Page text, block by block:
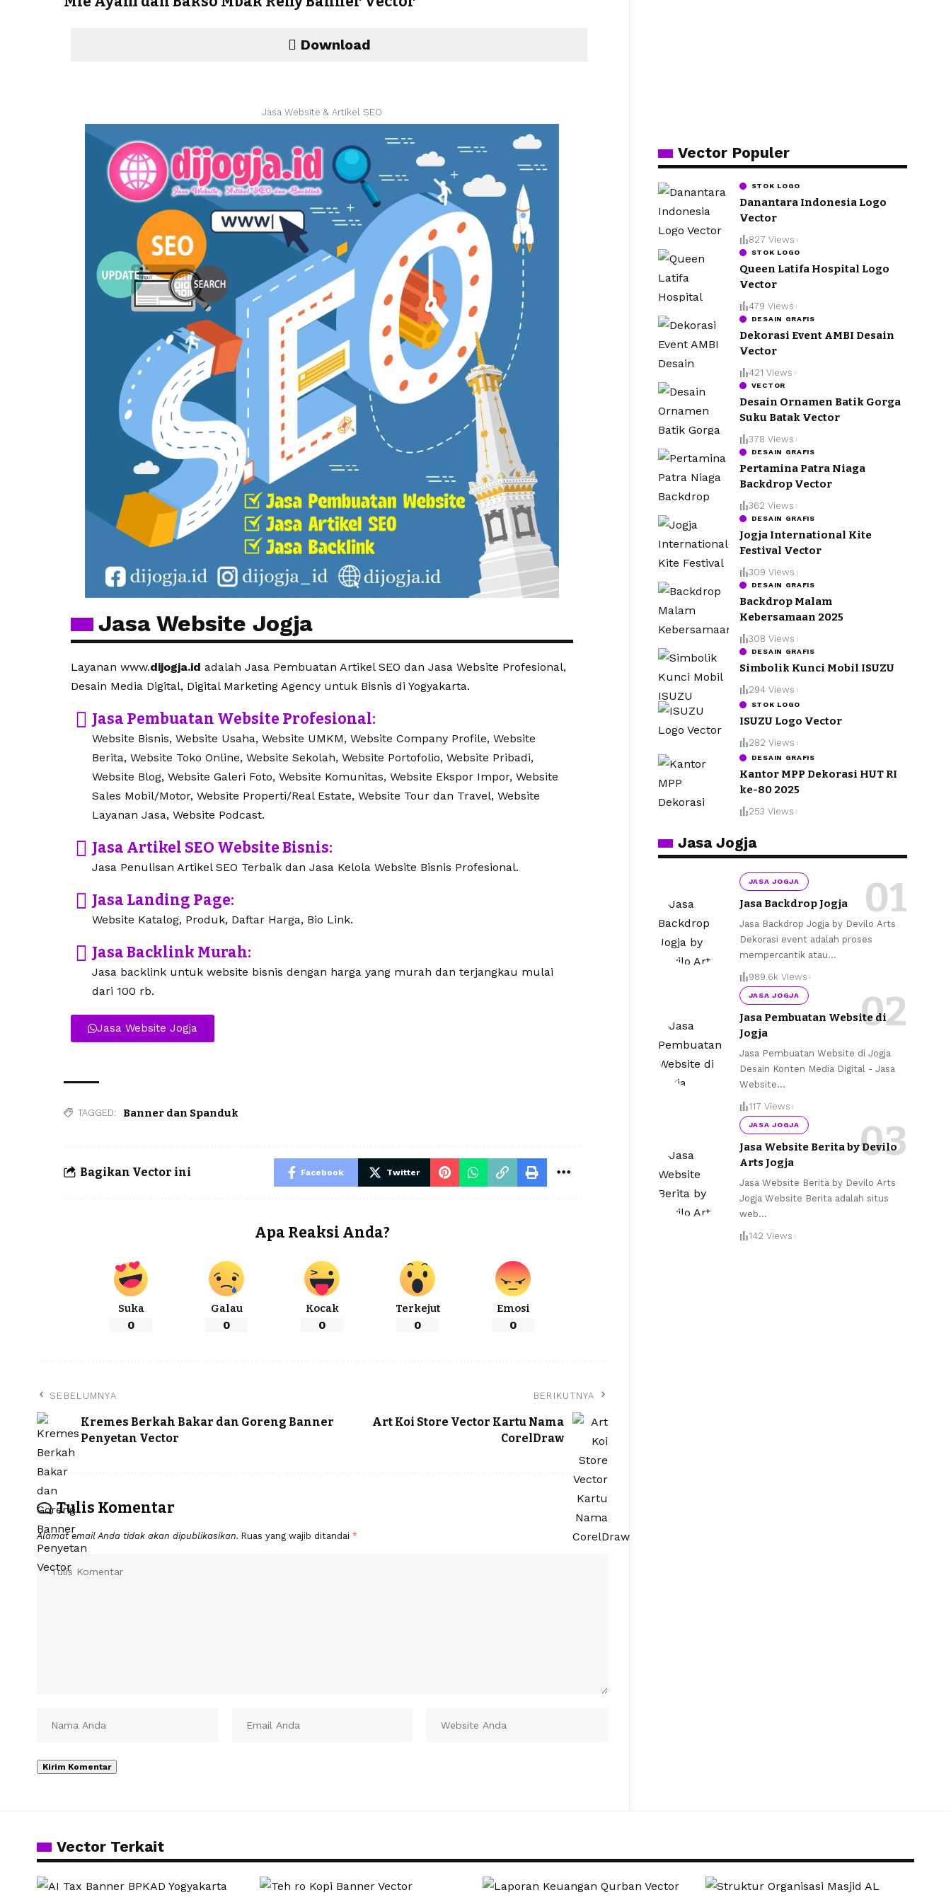
Download
Jasa Website & Artikel SEO
Jasa Website Jogja
Layanan www.dijogja.id adalah Jasa Pembuatan Artikel SEO dan Jasa Website Profesional,
Desain Media Digital, Digital Marketing Agency untuk Bisnis di Yogyakarta.
Jasa Pembuatan Website Profesional:
Website Bisnis, Website Usaha, Website UMKM, Website Company Profile, Website
Berita, Website Toko Online, Website Sekolah, Website Portofolio, Website Pribadi,
Website Blog, Website Galeri Foto, Website Komunitas, Website Ekspor Impor, Website
Sales Mobil/Motor, Website Properti/Real Estate, Website Tour dan Travel, Website
Layanan Jasa, Website Podcast.
Jasa Artikel SEO Website Bisnis:
Jasa Penulisan Artikel SEO Terbaik dan Jasa Kelola Website Bisnis Profesional.
Jasa Landing Page:
Website Katalog, Produk, Daftar Harga, Bio Link.
Jasa Backlink Murah:
Jasa backlink untuk website bisnis dengan harga yang murah dan terjangkau mulai
dari 100 rb.
Jasa Website Jogja
TAGGED: Banner dan Spanduk
Bagikan Vector ini Facebook Twitter
Apa Reaksi Anda?
Suka
0
Galau
0
Kocak
0
Terkejut
0
Emosi
0
SEBELUMNYA
Kremes Berkah Bakar dan Goreng Banner
Penyetan Vector
BERIKUTNYA
Art Koi Store Vector Kartu Nama
CorelDraw
Tulis Komentar
Alamat email Anda tidak akan dipublikasikan. Ruas yang wajib ditandai *
Vector Populer
STOK LOGO
Danantara Indonesia Logo
Vector
827 Views
STOK LOGO
Queen Latifa Hospital Logo
Vector
479 Views
DESAIN GRAFIS
Dekorasi Event AMBI Desain
Vector
421 Views
VECTOR
Desain Ornamen Batik Gorga
Suku Batak Vector
378 Views
DESAIN GRAFIS
Pertamina Patra Niaga
Backdrop Vector
362 Views
DESAIN GRAFIS
Jogja International Kite
Festival Vector
309 Views
DESAIN GRAFIS
Backdrop Malam
Kebersamaan 2025
308 Views
DESAIN GRAFIS
Simbolik Kunci Mobil ISUZU
294 Views
STOK LOGO
ISUZU Logo Vector
282 Views
DESAIN GRAFIS
Kantor MPP Dekorasi HUT RI
ke-80 2025
253 Views
Jasa Jogja
JASA JOGJA
Jasa Backdrop Jogja
Jasa Backdrop Jogja by Devilo Arts
Dekorasi event adalah proses
mempercantik atau…
989.6k Views
JASA JOGJA
Jasa Pembuatan Website di
Jogja
Jasa Pembuatan Website di Jogja
Desain Konten Media Digital - Jasa
Website…
117 Views
JASA JOGJA
Jasa Website Berita by Devilo
Arts Jogja
Jasa Website Berita by Devilo Arts
Jogja Website Berita adalah situs
web…
142 Views
Vector Terkait